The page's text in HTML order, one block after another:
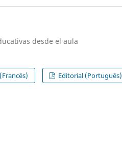
desde el aula
Editorial (Portugués)